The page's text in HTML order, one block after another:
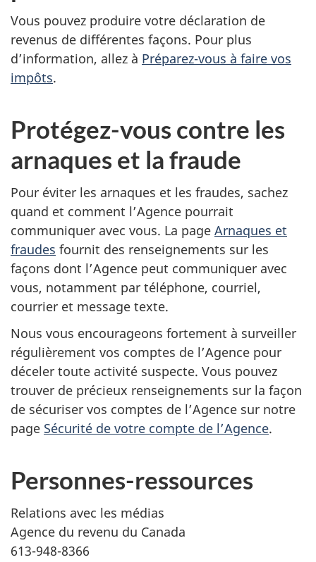
Vous pouvez produire votre déclaration de
revenus de différentes façons. Pour plus
d’information, allez à Préparez-vous à faire vos
impôts.
Protégez-vous contre les
arnaques et la fraude
Pour éviter les arnaques et les fraudes, sachez
quand et comment l’Agence pourrait
communiquer avec vous. La page Arnaques et
fraudes fournit des renseignements sur les
façons dont l’Agence peut communiquer avec
vous, notamment par téléphone, courriel,
courrier et message texte.
Nous vous encourageons fortement à surveiller
régulièrement vos comptes de l’Agence pour
déceler toute activité suspecte. Vous pouvez
trouver de précieux renseignements sur la façon
de sécuriser vos comptes de l’Agence sur notre
page Sécurité de votre compte de l’Agence.
Personnes-ressources
Relations avec les médias
Agence du revenu du Canada
613-948-8366